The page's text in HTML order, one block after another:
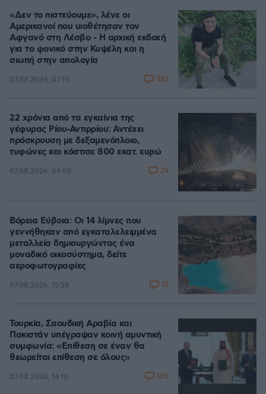
«Δεν το πιστεύουμε», λένε οι
Αμερικανοί που υιοθέτησαν τον
Αφγανό στη Λέσβο - Η αρχική εκδοχή
για το φονικό στην Κυψέλη και η
σιωπή στην απολογία
07.08.2026, 07:19 352
22 χρόνια από τα εγκαίνια της
γέφυρας Ρίου-Αντιρρίου: Αντέχει
πρόσκρουση με δεξαμενόπλοιο,
τυφώνες και κόστισε 800 εκατ. ευρώ
07.08.2026, 09:08 29
Βόρεια Εύβοια: Οι 14 λίμνες που
γεννήθηκαν από εγκαταλελειμμένα
μεταλλεία δημιουργώντας ένα
μοναδικό οικοσύστημα, δείτε
αεροφωτογραφίες
07.08.2026, 15:58 15
Τουρκία, Σαουδική Αραβία και
Πακιστάν υπέγραψαν κοινή αμυντική
συμφωνία: «Επίθεση σε έναν θα
θεωρείται επίθεση σε όλους»
07.08.2026, 14:10 185